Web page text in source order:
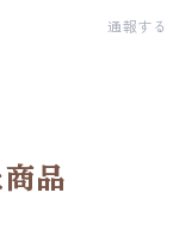
通報する
商品